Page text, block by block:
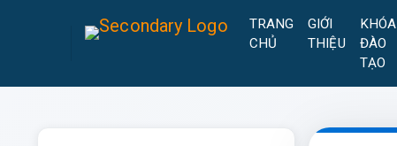
TRANG
CHỦ
GIỚI
THIỆU
KHÓA
ĐÀO
TẠO